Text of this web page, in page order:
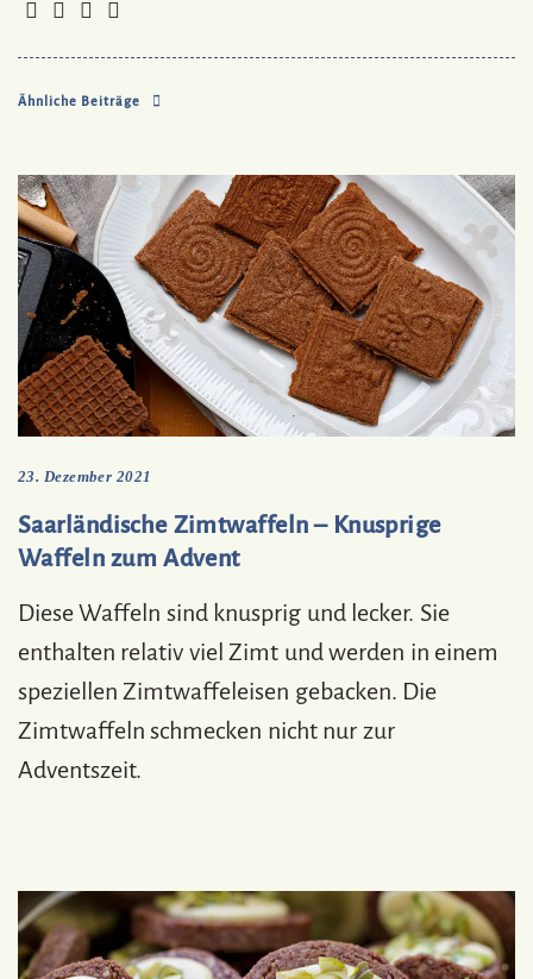
Ähnliche Beiträge
23. Dezember 2021
Saarländische Zimtwaffeln – Knusprige
Waffeln zum Advent
Diese Waffeln sind knusprig und lecker. Sie
enthalten relativ viel Zimt und werden in einem
speziellen Zimtwaffeleisen gebacken. Die
Zimtwaffeln schmecken nicht nur zur
Adventszeit.